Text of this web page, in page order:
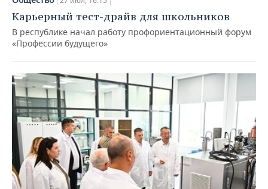
Карьерный тест-драйв для школьников
В республике начал работу профориентационный форум
«Профессии будущего»